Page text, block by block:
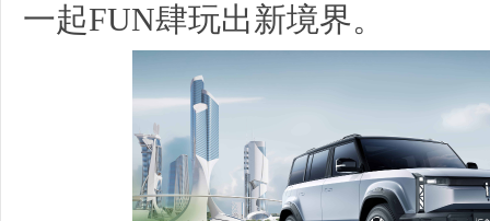
一起FUN肆玩出新境界。